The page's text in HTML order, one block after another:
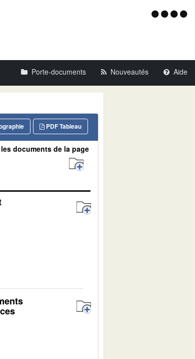
Menu
Porte-documents Nouveautés Aide
PDF Tableau
documents de la page